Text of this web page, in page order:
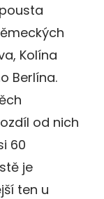
Kolína
Berlína.
od nich
60
je
ten u